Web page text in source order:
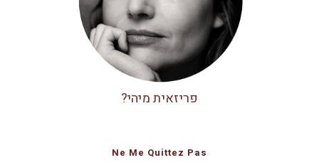
פריזאית מיהי?
Ne Me Quittez Pas